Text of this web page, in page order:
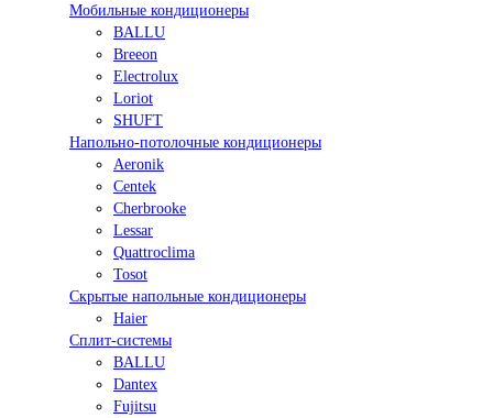
Мобильные кондиционеры
BALLU
Breeon
Electrolux
Loriot
SHUFT
Напольно-потолочные кондиционеры
Aeronik
Centek
Cherbrooke
Lessar
Quattroclima
Tosot
Скрытые напольные кондиционеры
Haier
Сплит-системы
BALLU
Dantex
Fujitsu